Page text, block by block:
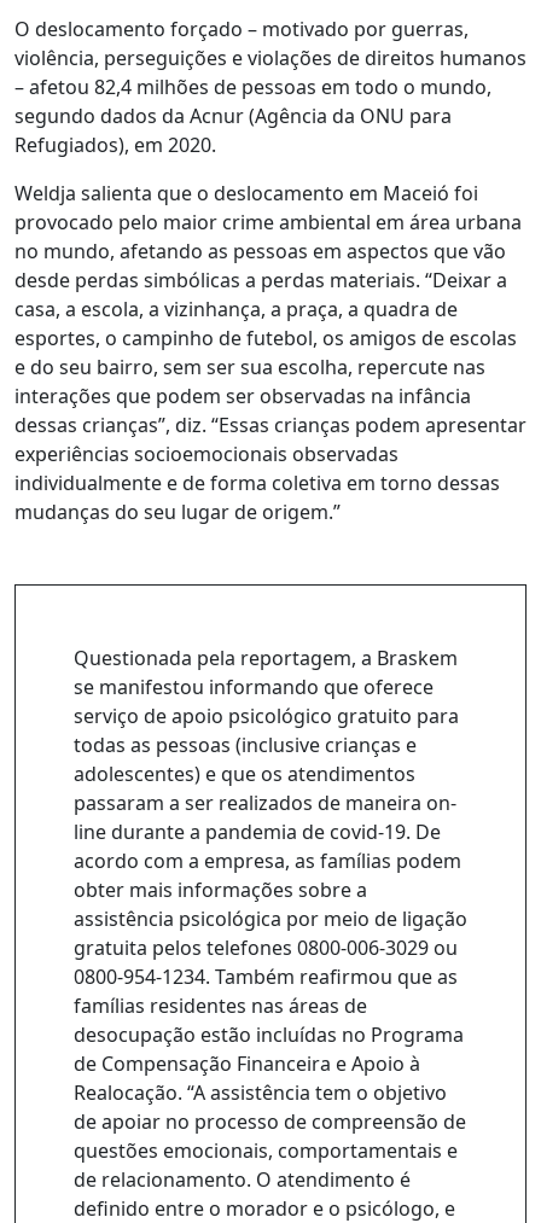
O deslocamento forçado – motivado por guerras,
violência, perseguições e violações de direitos humanos
– afetou 82,4 milhões de pessoas em todo o mundo,
segundo dados da Acnur (Agência da ONU para
Refugiados), em 2020.
Weldja salienta que o deslocamento em Maceió foi
provocado pelo maior crime ambiental em área urbana
no mundo, afetando as pessoas em aspectos que vão
desde perdas simbólicas a perdas materiais. “Deixar a
casa, a escola, a vizinhança, a praça, a quadra de
esportes, o campinho de futebol, os amigos de escolas
e do seu bairro, sem ser sua escolha, repercute nas
interações que podem ser observadas na infância
dessas crianças”, diz. “Essas crianças podem apresentar
experiências socioemocionais observadas
individualmente e de forma coletiva em torno dessas
mudanças do seu lugar de origem.”
Questionada pela reportagem, a Braskem
se manifestou informando que oferece
serviço de apoio psicológico gratuito para
todas as pessoas (inclusive crianças e
adolescentes) e que os atendimentos
passaram a ser realizados de maneira on-
line durante a pandemia de covid-19. De
acordo com a empresa, as famílias podem
obter mais informações sobre a
assistência psicológica por meio de ligação
gratuita pelos telefones 0800-006-3029 ou
0800-954-1234. Também reafirmou que as
famílias residentes nas áreas de
desocupação estão incluídas no Programa
de Compensação Financeira e Apoio à
Realocação. “A assistência tem o objetivo
de apoiar no processo de compreensão de
questões emocionais, comportamentais e
de relacionamento. O atendimento é
definido entre o morador e o psicólogo, e